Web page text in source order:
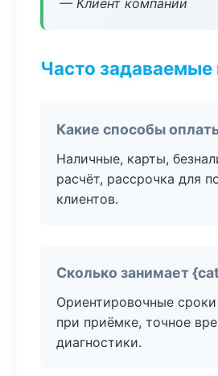
— Клиент компании
Часто
Какие способы
Наличные, карты,
расчёт, рассрочка для
клиентов.
Сколько занимает
Ориентировочные
при приёмке, точное
диагностики.